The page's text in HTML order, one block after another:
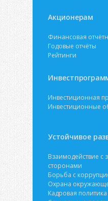
Акционерам
Финансовая
Годовые отчёты
Рейтинги
Инвестиционная
Инвестиционные
Устойчивое
Взаимодействие с
сторонами
Борьба с
Охрана
Кадровая политика